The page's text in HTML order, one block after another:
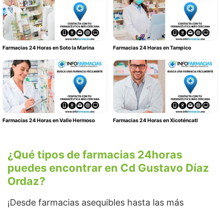
Farmacias 24 Horas en Soto la Marina Farmacias 24 Horas en Tampico
Farmacias 24 Horas en Valle Hermoso Farmacias 24 Horas en Xicoténcatl
¿Qué tipos de farmacias 24horas
puedes encontrar en Cd Gustavo Díaz
Ordaz?
¡Desde farmacias asequibles hasta las más